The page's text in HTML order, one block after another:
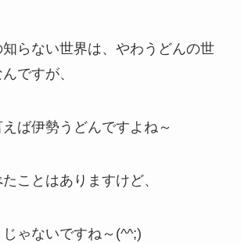
らない世界は、 やわうどんの世
ですが、
えば伊勢うどんですよね～
ことはありますけど、
ゃないですね～(^^;)